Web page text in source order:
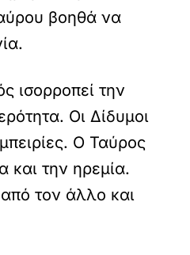
βοηθά να
ισορροπεί την
Οι Δίδυμοι
Ο Ταύρος
και την ηρεμία.
τον άλλο και